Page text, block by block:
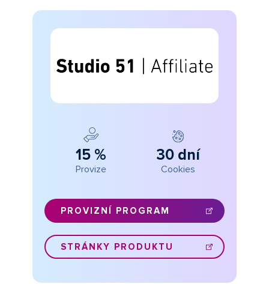
15 %
Provize
30 dní
Cookies
PROVIZNÍ PROGRAM
STRÁNKY PRODUKTU